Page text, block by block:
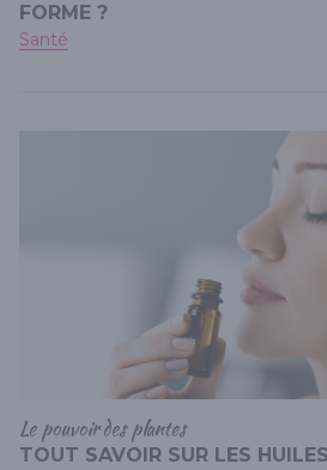
FORME ?
Santé
Le pouvoir des plantes
TOUT SAVOIR SUR LES